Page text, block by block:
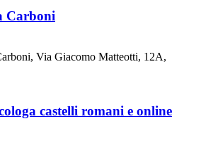
Carboni
Via Giacomo Matteotti, 12A,
castelli romani e online